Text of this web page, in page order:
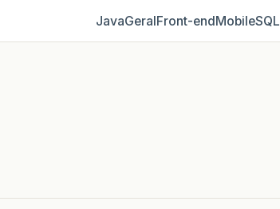
JavaGeralFront‑endMobileSQL